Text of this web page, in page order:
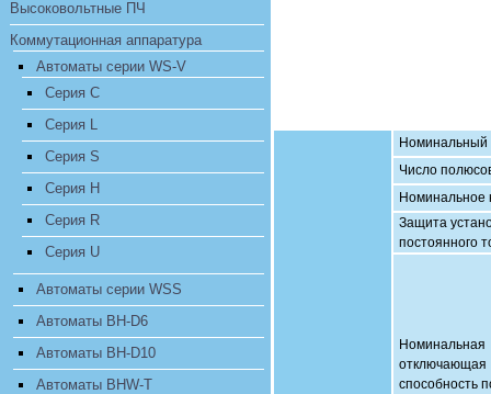
Высоковольтные ПЧ
Коммутационная аппаратура
Автоматы серии WS-V
Cерия C
Cерия L
Cерия S
Cерия H
Cерия R
Cерия U
Автоматы серии WSS
Автоматы BH-D6
Автоматы BH-D10
Автоматы BHW-T
Номинальный
Число
Номинальное
Защита
постоянного
Номинальная
отключающая
способность